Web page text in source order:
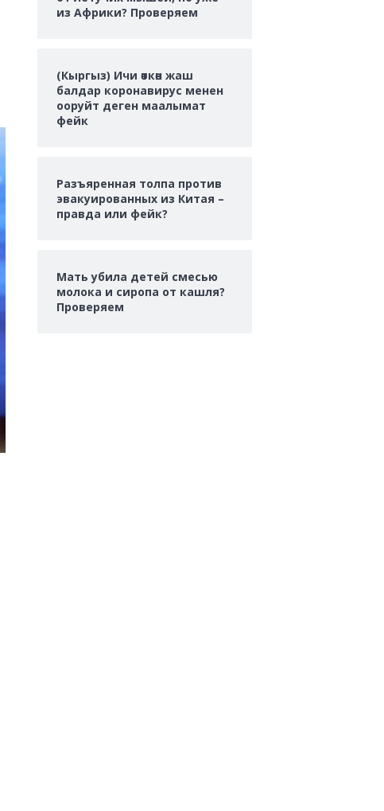
из Африки? Проверяем
(Кыргыз) Ичи өткөн жаш
балдар коронавирус менен
ооруйт деген маалымат
фейк
Разъяренная толпа против
эвакуированных из Китая –
правда или фейк?
Мать убила детей смесью
молока и сиропа от кашля?
Проверяем